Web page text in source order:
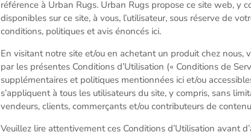
référence à Urban Rugs. Urban Rugs propose ce site web, y
disponibles sur ce site, à vous, l’utilisateur, sous réserve de
conditions, politiques et avis énoncés ici.
En visitant notre site et/ou en achetant un produit chez nous,
par les présentes Conditions d’Utilisation (« Conditions de
supplémentaires et politiques mentionnées ici et/ou
s’appliquent à tous les utilisateurs du site, y compris, sans
vendeurs, clients, commerçants et/ou contributeurs de
Veuillez lire attentivement ces Conditions d’Utilisation avant